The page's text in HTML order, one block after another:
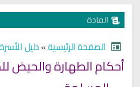
المادة
الصفحة الرئيسية»دليل
أحكام الطهارة والحيض